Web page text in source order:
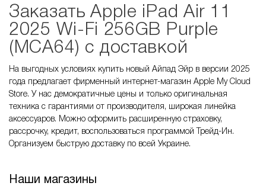
Заказать Apple iPad Air 11
2025 Wi-Fi 256GB Purple
(MCA64) с доставкой
На выгодных условиях купить новый Айпад Эйр в версии 2025
года предлагает фирменный интернет-магазин Apple My Cloud
Store. У нас демократичные цены и только оригинальная
техника с гарантиями от производителя, широкая линейка
аксессуаров. Можно оформить расширенную страховку,
рассрочку, кредит, воспользоваться программой Трейд-Ин.
Организуем быструю доставку по всей Украине.
Наши магазины